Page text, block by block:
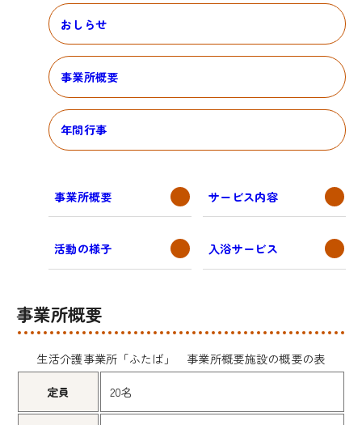
おしらせ
事業所概要
年間行事
事業所概要 サービス内容
活動の様子 入浴サービス
事業所概要
生活介護事業所「ふたば」 事業所概要施設の概要の表
定員 20名